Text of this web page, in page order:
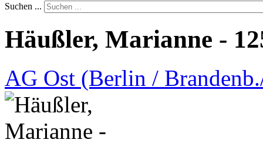
Suchen ...
Häußler, Marianne -
AG Ost (Berlin /